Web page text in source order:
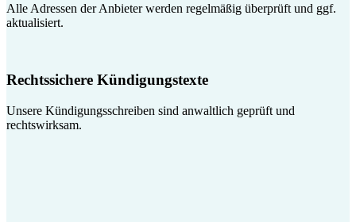
Alle Adressen der Anbieter werden regelmäßig überprüft und ggf.
aktualisiert.
Rechtssichere Kündigungstexte
Unsere Kündigungsschreiben sind anwaltlich geprüft und
rechtswirksam.